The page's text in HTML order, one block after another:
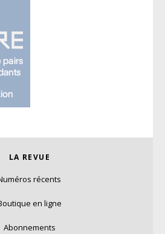
LA REVUE
récents
en ligne
Abonnements